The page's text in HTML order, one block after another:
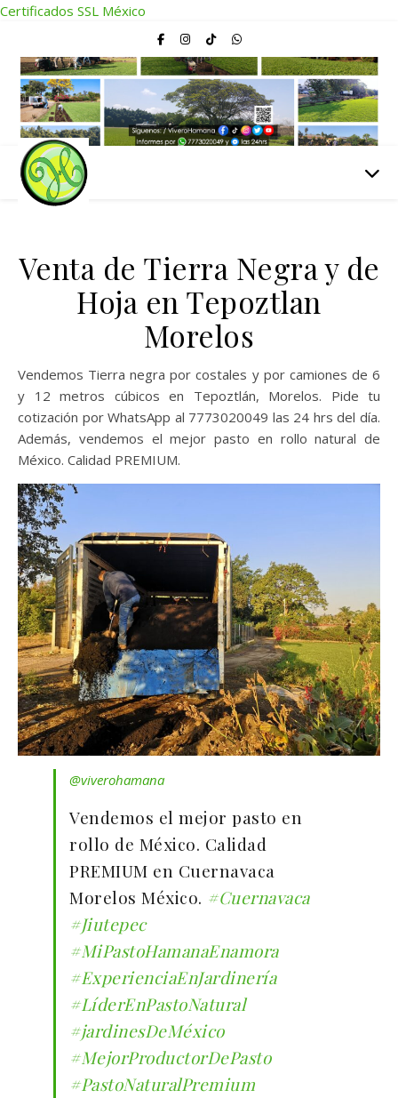
Certificados SSL México
Venta de Tierra Negra y de
Hoja en Tepoztlan
Morelos
Vendemos Tierra negra por costales y por camiones de 6
y 12 metros cúbicos en Tepoztlán, Morelos. Pide tu
cotización por WhatsApp al 7773020049 las 24 hrs del día.
Además, vendemos el mejor pasto en rollo natural de
México. Calidad PREMIUM.
@viverohamana
Vendemos el mejor pasto en
rollo de México. Calidad
PREMIUM en Cuernavaca
Morelos México. #Cuernavaca
#Jiutepec
#MiPastoHamanaEnamora
#ExperienciaEnJardinería
#LíderEnPastoNatural
#jardinesDeMéxico
#MejorProductorDePasto
#PastoNaturalPremium